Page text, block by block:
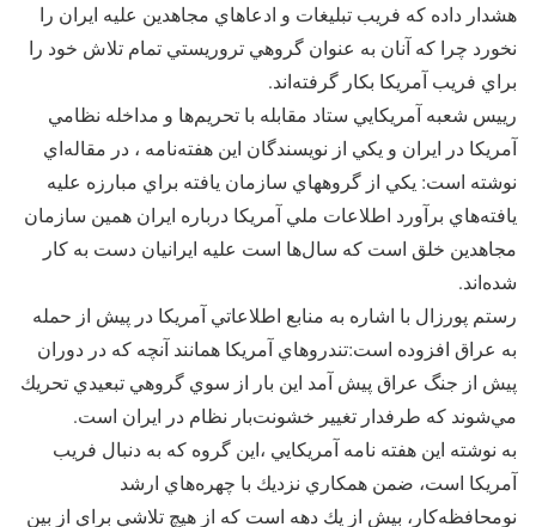
هشدار داده كه فريب تبليغات و ادعاهاي مجاهدین عليه ايران را
نخورد چرا كه آنان به عنوان گروهي تروريستي تمام تلاش خود را
براي فريب آمريكا بكار گرفته‌اند.
رييس شعبه آمريكايي ستاد مقابله با تحريم‌ها و مداخله نظامي
آمريكا در ايران و يكي از نويسندگان اين هفته‌نامه ، در مقاله‌اي
نوشته است: يكي از گروههاي سازمان يافته براي مبارزه عليه
يافته‌هاي برآورد اطلاعات ملي آمريكا درباره ايران همين سازمان
مجاهدين خلق است كه سال‌ها است عليه ايرانيان دست به كار
شده‌اند.
رستم پورزال با اشاره به منابع اطلاعاتي آمريكا در پيش از حمله
به عراق افزوده است:تندروهاي آمريكا همانند آنچه كه در دوران
پيش از جنگ عراق پيش آمد اين بار از سوي گروهي تبعيدي تحريك
مي‌شوند كه طرفدار تغيير خشونت‌بار نظام در ايران است.
به نوشته اين هفته نامه آمريكايي ،اين گروه كه به دنبال فريب
آمريكا است، ضمن همكاري نزديك با چهره‌هاي ارشد
نومحافظه‌كار، بيش از يك دهه است كه از هيچ تلاشي براي از بين